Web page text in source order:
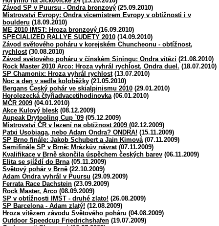
Závod SP v Puursu - Ondra bronzový (25.09.2010)
Mistrovství Evropy: Ondra vicemistrem Evropy v obtížnosti i v
boulderu (18.09.2010)
ME 2010 IMST: Hroza bronzový (16.09.2010)
SPECIALIZED RALLYE SUDETY 2010 (14.09.2010)
Závod světového poháru v korejském Chuncheonu - obtížnost,
rychlost(30.08.2010)
Závod světového poháru v čínském Siningu: Ondra vítězí (21.08.2010)
Rock Master 2010 Arco: Hroza vyhrál rychlost, Ondra duel. (18.07.2010)
SP Chamonix: Hroza vyhrál rychlost(13.07.2010)
Noc a den v sedle koloběžky (21.05.2010)
Bergans Český pohár ve skialpinismu 2010 (29.01.2010)
Horolezecká čtyřiadvacetihodinovka(06.01.2010)
MČR 2009 (04.01.2010)
Akce Kulový blesk (08.12.2009)
Aupeak Drytooling Cup `09 (05.12.2009)
Mistrovství ČR v lezení na obtížnost 2009 (02.12.2009)
Patxi Usobiaga, nebo Adam Ondra? ONDRA! (15.11.2009)
SP Brno finále: Jakob Schubert a Jain Kimová(07.11.2009)
Semifinále SP v Brně: Mrázkův návrat(07.11.2009)
Kvalifikace v Brně skončila úspěchem českých barev (06.11.2009)
Elita se sjíždí do Brna(05.11.2009)
Světový pohár v Brně (22.10.2009)
Adam Ondra vyhrál v Puursu (29.09.2009)
Ferrata Race Dachstein (23.09.2009)
Rock Master, Arco (08.09.2009)
SP v obtížnosti IMST - druhé zlato! (26.08.2009)
SP Barcelona - Adam zlatý! (12.08.2009)
Hroza vítězem závodu Světového poháru (04.08.2009)
Outdoor Speedcup Friedrichshafen (19.07.2009)